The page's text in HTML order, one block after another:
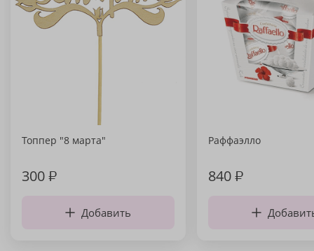
Топпер "8 марта"
300₽
Добавить
Раффаэлло
840₽